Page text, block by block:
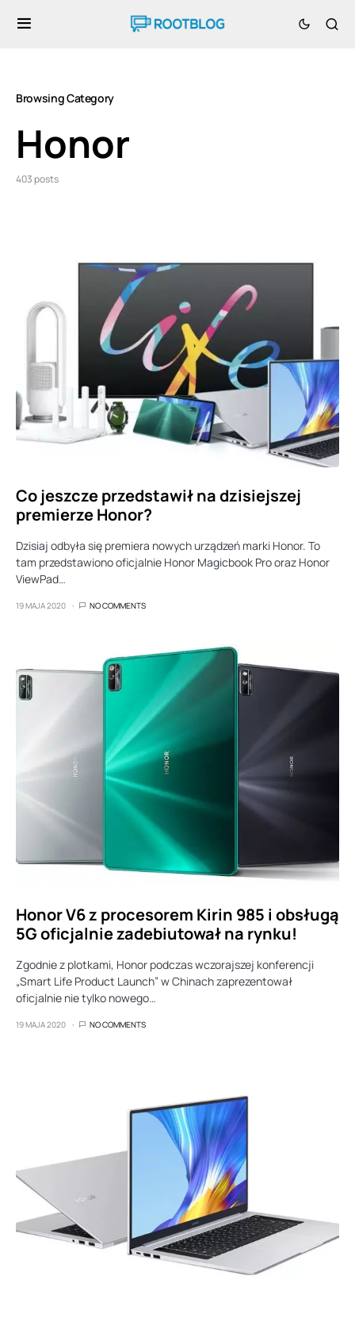
Browsing Category
Honor
403 posts
Co jeszcze przedstawił na dzisiejszej
premierze Honor?
Dzisiaj odbyła się premiera nowych urządzeń marki Honor. To
tam przedstawiono oficjalnie Honor Magicbook Pro oraz Honor
ViewPad…
19 MAJA 2020 NO COMMENTS
Honor V6 z procesorem Kirin 985 i obsługą
5G oficjalnie zadebiutował na rynku!
Zgodnie z plotkami, Honor podczas wczorajszej konferencji
„Smart Life Product Launch” w Chinach zaprezentował
oficjalnie nie tylko nowego…
19 MAJA 2020 NO COMMENTS